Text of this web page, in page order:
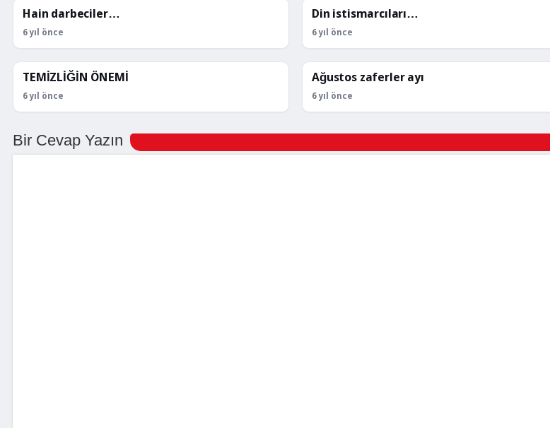
KÖŞE YAZILARI
Hain darbeciler…
6 yıl önce
KÖŞE YAZILARI
Din istismarcıları…
6 yıl önce
KÖŞE YAZILARI
TEMİZLİĞİN ÖNEMİ
6 yıl önce
KÖŞE YAZILARI
Ağustos zaferler ayı
6 yıl önce
Bir Cevap Yazın